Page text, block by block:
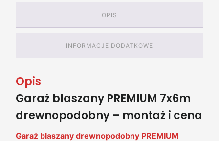
OPIS
INFORMACJE DODATKOWE
Opis
Garaż blaszany PREMIUM 7x6m
drewnopodobny – montaż i cena
Garaż blaszany drewnopodobny PREMIUM